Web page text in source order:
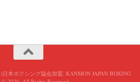
日本ボクシング協会加盟. KANMON JAPAN BOXING